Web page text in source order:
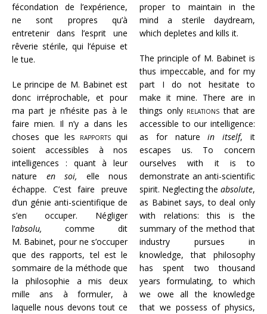
fécondation de l’expérience,
ne sont propres qu’à
entretenir dans l’esprit une
rêverie stérile, qui l’épuise et
le tue.
Le principe de M. Babinet est
donc irréprochable, et pour
ma part je n’hésite pas à le
faire mien. Il n’y a dans les
choses que les rapports qui
soient accessibles à nos
intelligences : quant à leur
nature en soi, elle nous
échappe. C’est faire preuve
d’un génie anti-scientifique de
s’en occuper. Négliger
l’absolu, comme dit
M. Babinet, pour ne s’occuper
que des rapports, tel est le
sommaire de la méthode que
la philosophie a mis deux
mille ans à formuler, à
laquelle nous devons tout ce
proper to maintain in the
mind a sterile daydream,
which depletes and kills it.
The principle of M. Babinet is
thus impeccable, and for my
part I do not hesitate to
make it mine. There are in
things only relations that are
accessible to our intelligence:
as for naturein itself, it
escapes us. To concern
ourselves with it is to
demonstrate an anti-scientific
spirit. Neglecting the absolute,
as Babinet says, to deal only
with relations: this is the
summary of the method that
industry pursues in
knowledge, that philosophy
has spent two thousand
years formulating, to which
we owe all the knowledge
that we possess of physics,